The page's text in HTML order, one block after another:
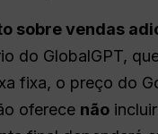
sobre vendas
do GlobalGPT,
fixa, o preço do
oferece não